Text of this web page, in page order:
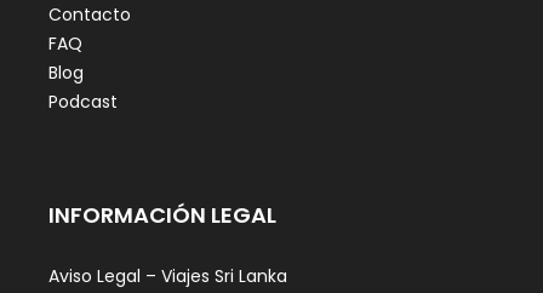
Contacto
FAQ
Blog
Podcast
INFORMACIÓN LEGAL
Aviso Legal – Viajes Sri Lanka